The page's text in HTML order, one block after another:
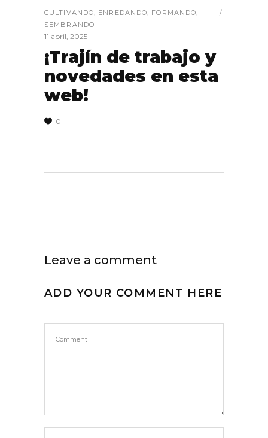
CULTIVANDO, ENREDANDO, FORMANDO,
SEMBRANDO
11 abril, 2025
¡Trajín de trabajo y
novedades en esta
web!
0
Leave a comment
ADD YOUR COMMENT HERE